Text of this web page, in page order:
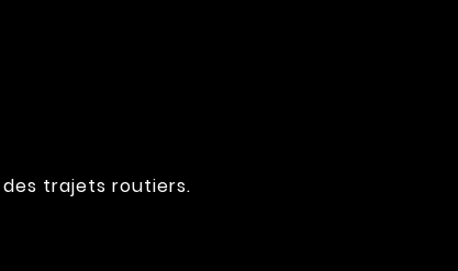
trajets routiers.